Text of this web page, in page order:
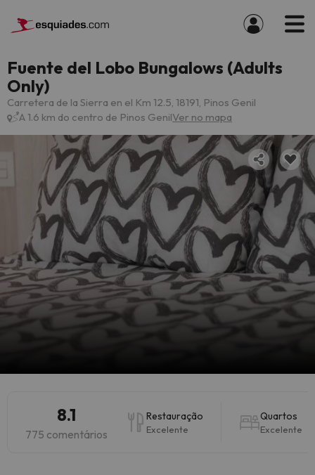
Fuente del Lobo Bungalows (Adults
Only)
Carretera de la Sierra en el Km 12.5, 18191, Pinos Genil
A 1.6 km do centro de Pinos GenilVer no mapa
8.1
775 comentários
Restauração
Excelente
Quartos
Excelente